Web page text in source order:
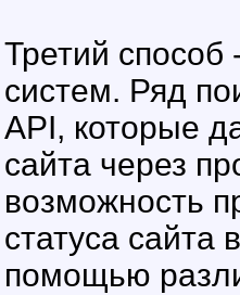
Третий способ
систем. Ряд
API, которые
сайта через
возможность
статуса сайта
помощью